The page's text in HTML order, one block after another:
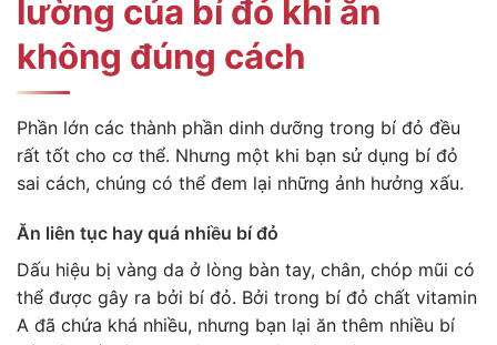
lường của bí đỏ khi ăn
không đúng cách
Phần lớn các thành phần dinh dưỡng trong bí đỏ đều
rất tốt cho cơ thể. Nhưng một khi bạn sử dụng bí đỏ
sai cách, chúng có thể đem lại những ảnh hưởng xấu.
Ăn liên tục hay quá nhiều bí đỏ
Dấu hiệu bị vàng da ở lòng bàn tay, chân, chóp mũi có
thể được gây ra bởi bí đỏ. Bởi trong bí đỏ chất vitamin
A đã chứa khá nhiều, nhưng bạn lại ăn thêm nhiều bí